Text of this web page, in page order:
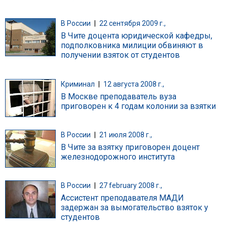
В России 22 сентября 2009 г.,
В Чите доцента юридической кафедры,
подполковника милиции обвиняют в
получении взяток от студентов
Криминал 12 августа 2008 г.,
В Москве преподаватель вуза
приговорен к 4 годам колонии за взятки
В России 21 июля 2008 г.,
В Чите за взятку приговорен доцент
железнодорожного института
В России 27 february 2008 г.,
Ассистент преподавателя МАДИ
задержан за вымогательство взяток у
студентов